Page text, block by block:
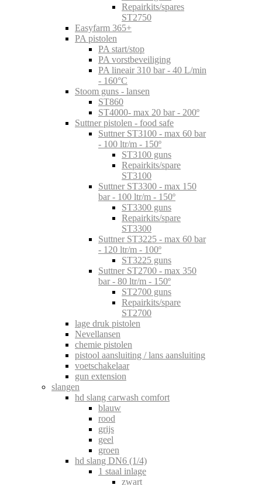
Repairkits/spares
ST2750
Easyfarm 365+
PA pistolen
PA start/stop
PA vorstbeveiliging
PA lineair 310 bar - 40 L/min
- 160°C
Stoom guns - lansen
ST860
ST4000- max 20 bar - 200º
Suttner pistolen - food safe
Suttner ST3100 - max 60 bar
- 100 ltr/m - 150º
ST3100 guns
Repairkits/spare
ST3100
Suttner ST3300 - max 150
bar - 100 ltr/m - 150º
ST3300 guns
Repairkits/spare
ST3300
Suttner ST3225 - max 60 bar
- 120 ltr/m - 100º
ST3225 guns
Suttner ST2700 - max 350
bar - 80 ltr/m - 150º
ST2700 guns
Repairkits/spare
ST2700
lage druk pistolen
Nevellansen
chemie pistolen
pistool aansluiting / lans aansluiting
voetschakelaar
gun extension
slangen
hd slang carwash comfort
blauw
rood
grijs
geel
groen
hd slang DN6 (1/4)
1 staal inlage
zwart